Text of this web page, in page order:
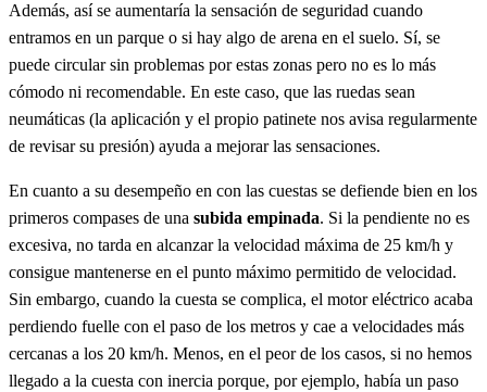
Además, así se aumentaría la sensación de seguridad cuando
entramos en un parque o si hay algo de arena en el suelo. Sí, se
puede circular sin problemas por estas zonas pero no es lo más
cómodo ni recomendable. En este caso, que las ruedas sean
neumáticas (la aplicación y el propio patinete nos avisa regularmente
de revisar su presión) ayuda a mejorar las sensaciones.
En cuanto a su desempeño en con las cuestas se defiende bien en los
primeros compases de una subida empinada. Si la pendiente no es
excesiva, no tarda en alcanzar la velocidad máxima de 25 km/h y
consigue mantenerse en el punto máximo permitido de velocidad.
Sin embargo, cuando la cuesta se complica, el motor eléctrico acaba
perdiendo fuelle con el paso de los metros y cae a velocidades más
cercanas a los 20 km/h. Menos, en el peor de los casos, si no hemos
llegado a la cuesta con inercia porque, por ejemplo, había un paso